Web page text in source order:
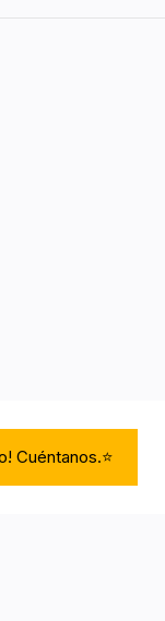
Cuéntanos.⭐